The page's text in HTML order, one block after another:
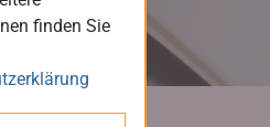
finden Sie